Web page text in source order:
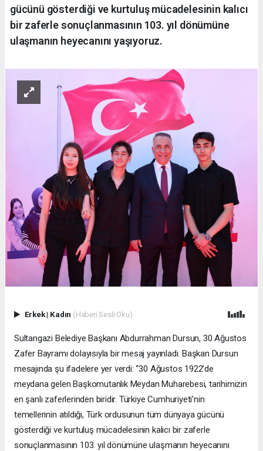
gücünü gösterdiği ve kurtuluş mücadelesinin kalıcı
bir zaferle sonuçlanmasının 103. yıl dönümüne
ulaşmanın heyecanını yaşıyoruz.
Erkek| Kadın (Haberi Sesli Oku)
Sultangazi Belediye Başkanı Abdurrahman Dursun, 30 Ağustos
Zafer Bayramı dolayısıyla bir mesaj yayınladı. Başkan Dursun
mesajında şu ifadelere yer verdi: “30 Ağustos 1922’de
meydana gelen Başkomutanlık Meydan Muharebesi, tarihimizin
en şanlı zaferlerinden biridir. Türkiye Cumhuriyeti’nin
temellerinin atıldığı, Türk ordusunun tüm dünyaya gücünü
gösterdiği ve kurtuluş mücadelesinin kalıcı bir zaferle
sonuçlanmasının 103. yıl dönümüne ulaşmanın heyecanını